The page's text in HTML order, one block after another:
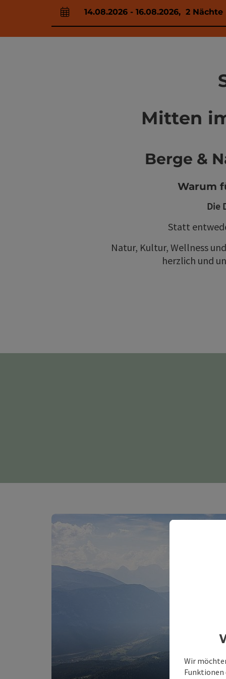
An- und Abreisefelder
14.08.2026 - 16.08.2026, 2 Nächte
Mitten
Berge &
Warum
Die
Statt
Natur, Kultur, Wellness
herzlich und
Wir
Funktionen